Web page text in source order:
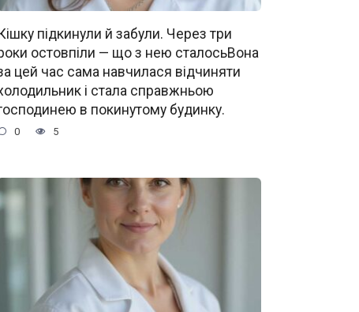
підкинули й забули. Через три
остовпіли — що з нею сталосьВона
цей час сама навчилася відчиняти
і стала справжньою
в покинутому будинку.
0 5